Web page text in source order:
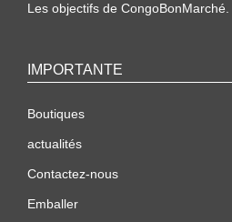
Les objectifs de CongoBonMarché.
IMPORTANTE
Boutiques
actualités
Contactez-nous
Emballer